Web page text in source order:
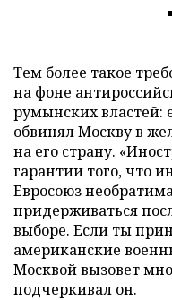
Тем более такое
на фоне
румынских властей:
обвинял Москву в
на его страну.
гарантии того, что
Евросоюз
придерживаться
выборе. Если ты
американские
Москвой вызовет
подчеркивал он.